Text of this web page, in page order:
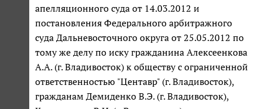
апелляционного суда от 14.03.2012 и
постановления Федерального арбитражного
суда Дальневосточного округа от 25.05.2012 по
тому же делу по иску гражданина Алексеенкова
А.А. (г. Владивосток) к обществу с ограниченной
ответственностью "Центавр" (г. Владивосток),
гражданам Демиденко В.Э. (г. Владивосток),